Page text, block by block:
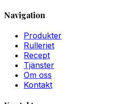
Navigation
Produkter
Rulleriet
Recept
Tjänster
Om oss
Kontakt